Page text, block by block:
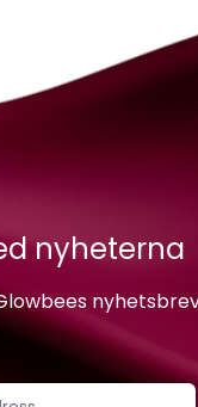
nyheterna